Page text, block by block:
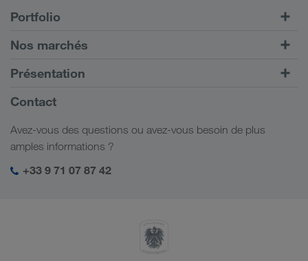
Portfolio
Transports routiers
Portail client CONNECT
Solutions numériques
Solutions par branche
Mon espace de connexion LKW WALTER
Nos marchés
Europe
Caucase
Asie Centrale
Moyen-Orient
Afrique du Nord
Présentation
Informations générales
Responsabilité sociale
Contact
Avez-vous des questions ou avez-vous besoin de plus
amples informations ?
+33 9 71 07 87 42